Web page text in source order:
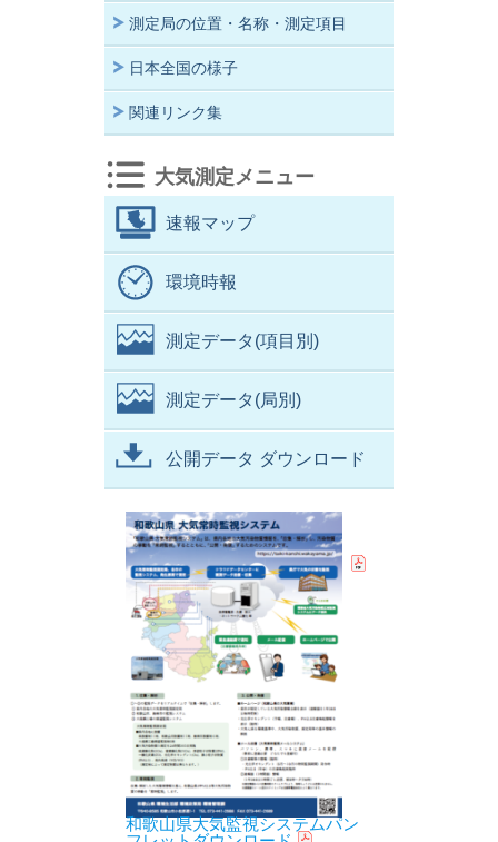
測定局の位置・名称・測定項目
日本全国の様子
関連リンク集
大気測定メニュー
速報マップ
環境時報
測定データ(項目別)
測定データ(局別)
公開データ ダウンロード
和歌山県大気監視システムパン